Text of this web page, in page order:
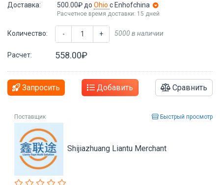
Доставка: 500.00₽ до Ohio с Enhofchina
Расчетное время доставки: 15 дней
Количество: - + 5000 в наличии
Расчет: 558.00₽
Запросить Добавить Сравнить
Поставщик Быстрый просмотр
Shijiazhuang Liantu Merchant